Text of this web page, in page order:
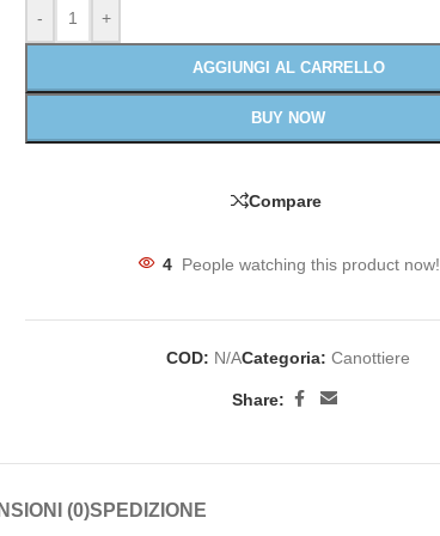
- +
AGGIUNGI AL CARRELLO
BUY NOW
Compare
4 People watching this product now!
COD: N/ACategoria: Canottiere
Share:
(0)SPEDIZIONE